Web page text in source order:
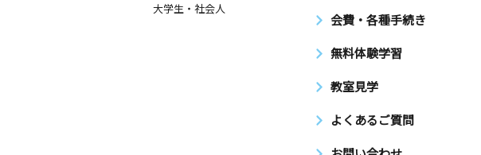
大学生・社会人
会費・各種手続き
無料体験学習
教室見学
よくあるご質問